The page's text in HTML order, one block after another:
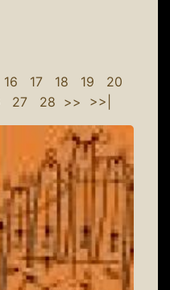
16 17 18 19
20
27 28 >> >>|